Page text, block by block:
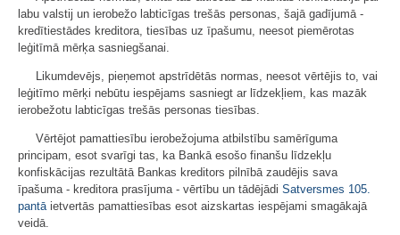
labu valstij un ierobežo labticīgas trešās personas, šajā gadījumā -
kredītiestādes kreditora, tiesības uz īpašumu, neesot piemērotas
leģitīmā mērķa sasniegšanai.
Likumdevējs, pieņemot apstrīdētās normas, neesot vērtējis to, vai
leģitīmo mērķi nebūtu iespējams sasniegt ar līdzekļiem, kas mazāk
ierobežotu labticīgas trešās personas tiesības.
Vērtējot pamattiesību ierobežojuma atbilstību samērīguma
principam, esot svarīgi tas, ka Bankā esošo finanšu līdzekļu
konfiskācijas rezultātā Bankas kreditors pilnībā zaudējis sava
īpašuma - kreditora prasījuma - vērtību un tādējādi Satversmes 105.
pantā ietvertās pamattiesības esot aizskartas iespējami smagākajā
veidā.